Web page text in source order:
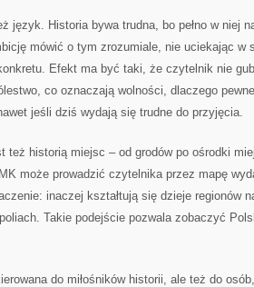
język. Historia bywa trudna, bo pełno w niej
mówić o tym zrozumiale, nie uciekając w
Efekt ma być taki, że czytelnik nie
co oznaczają wolności, dlaczego
jeśli dziś wydają się trudne do przyjęcia.
też historią miejsc – od grodów po ośrodki
może prowadzić czytelnika przez mapę
inaczej kształtują się dzieje regionów
Takie podejście pozwala zobaczyć
do miłośników historii, ale też do